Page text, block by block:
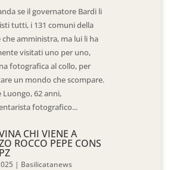
se il governatore Bardi li
tutti, i 131 comuni della
che amministra, ma lui li ha
visitati uno per uno,
fotografica al collo, per
un mondo che scompare.
Luongo, 62 anni,
fotografico...
CHI VIENE A
ROCCO PEPE CONS
| Basilicatanews